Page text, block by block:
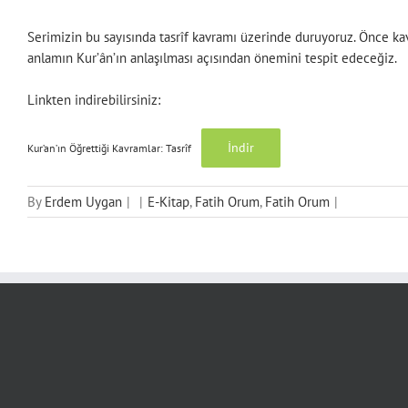
Serimizin bu sayısında tasrîf kavramı üzerinde duruyoruz. Önce
anlamın Kur’ân’ın anlaşılması açısından önemini tespit edeceğiz.
Linkten indirebilirsiniz:
Kur’an’ın Öğrettiği Kavramlar: Tasrîf İndir
By Erdem Uygan | | E-Kitap, Fatih Orum, Fatih Orum |